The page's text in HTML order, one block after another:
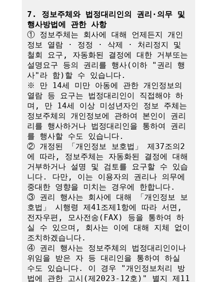
7. 정보주체와 법정대리인의 권리·의무 및
행사방법에 관한 사항
① 정보주체는 회사에 대해 언제든지 개인
정보 열람 · 정정 · 삭제 · 처리정지 및
철회 요구, 자동화된 결정에 대한 거부또는
설명요구 등의 권리를 행사(이하 "권리 행
사"라 함)할 수 있습니다.
※ 만 14세 미만 아동에 관한 개인정보의
열람 등 요구는 법정대리인이 직접해야 하
며, 만 14세 이상 미성년자인 정보 주체는
정보주체의 개인정보에 관하여 본인이 권리
리를 행사하거나 법정대리인을 통하여 권리
를 행사할 수도 있습니다.
② 개정된 「개인정보 보호법」 제37조의2
에 따라, 정보주체는 자동화된 결정에 대해
거부하거나 설명 및 검토를 요구할 수 있습
니다. 다만, 이는 이용자의 권리나 의무에
중대한 영향을 미치는 경우에 한합니다.
③ 권리 행사는 회사에 대해 「개인정보 보
호법」 시행령 제41조제1항에 따라 서면,
전자우편, 모사전송(FAX) 등을 통하여 하
실 수 있으며, 회사는 이에 대해 지체 없이
조치하겠습니다.
④ 권리 행사는 정보주체의 법정대리인이나
위임을 받은 자 등 대리인을 통하여 하실
수도 있습니다. 이 경우 "개인정보처리 방
법에 관한 고시(제2023-12호)" 별지 제11